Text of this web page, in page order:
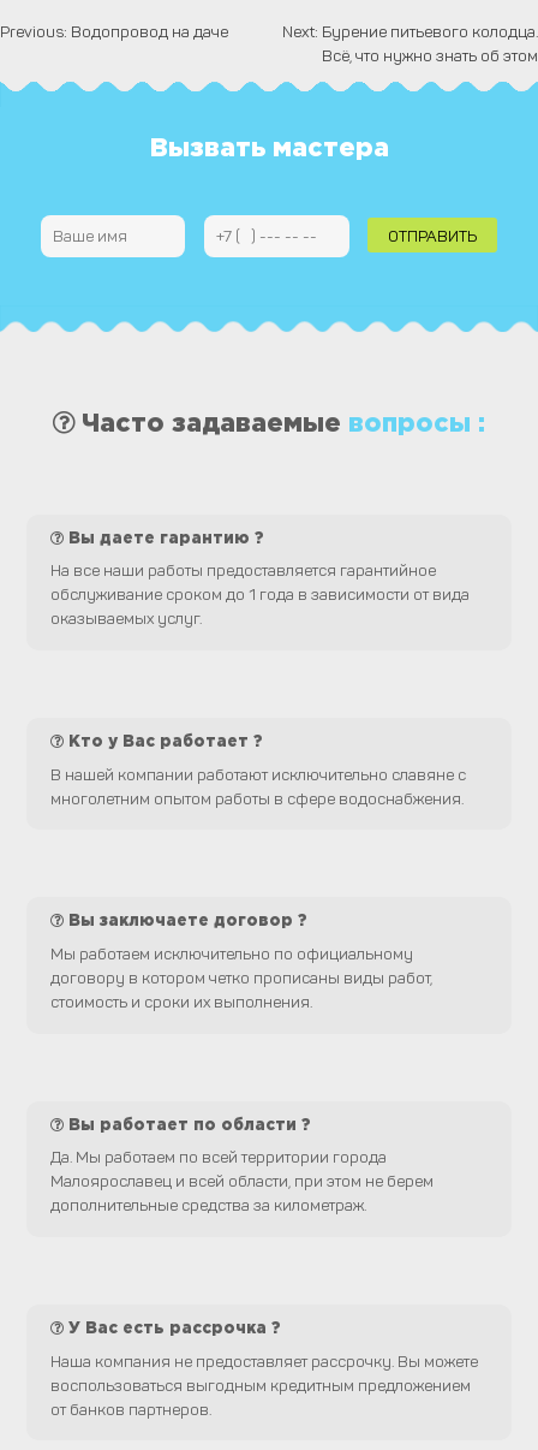
Навигация
Previous: Водопровод на даче Next: Бурение питьевого колодца.
Всё, что нужно знать об этом
Вызвать мастера
Часто задаваемые вопросы :
Вы даете гарантию ?
На все наши работы предоставляется гарантийное
обслуживание сроком до 1 года в зависимости от вида
оказываемых услуг.
Кто у Вас работает ?
В нашей компании работают исключительно славяне с
многолетним опытом работы в сфере водоснабжения.
Вы заключаете договор ?
Мы работаем исключительно по официальному
договору в котором четко прописаны виды работ,
стоимость и сроки их выполнения.
Вы работает по области ?
Да. Мы работаем по всей территории города
Малоярославец и всей области, при этом не берем
дополнительные средства за километраж.
У Вас есть рассрочка ?
Наша компания не предоставляет рассрочку. Вы можете
воспользоваться выгодным кредитным предложением
от банков партнеров.